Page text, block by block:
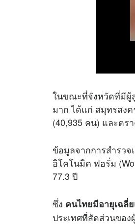
ในขณะที่จังหวัดที่มีผู้
มาก ได้แก่ สมุทรสงค
(40,935 คน) และตร
ข้อมูลจากการสำรว
อิโคโนมิค ฟอรั่ม
77.3 ปี
ซึ่ง คนไทยมีอายุเฉลี่
ประเทศที่สัดส่วนขอ